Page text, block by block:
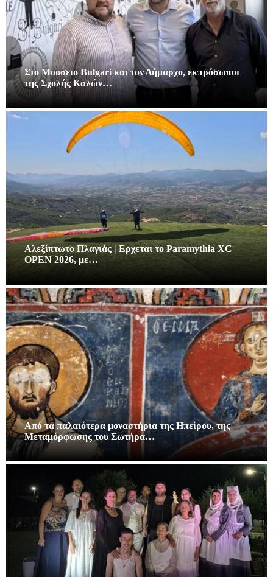
Στο Μουσειο Bulgari και τον Δήμαρχο, εκπρόσωποι
της Σχολής Καλών…
Αλεξίπτωτο Πλαγιάς | Ερχεται το Paramythia XC
OPEN 2026, με…
Από τα παλαιότερα μοναστήρια της Ηπείρου, της
Μεταμόρφωσης του Σωτήρα…